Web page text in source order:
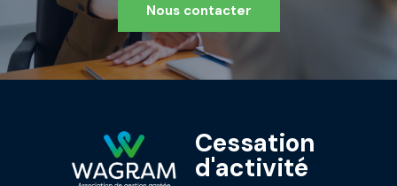
Nous contacter
Cessation
d'activité